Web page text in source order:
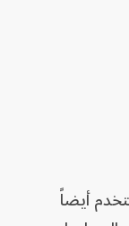
أيضاً